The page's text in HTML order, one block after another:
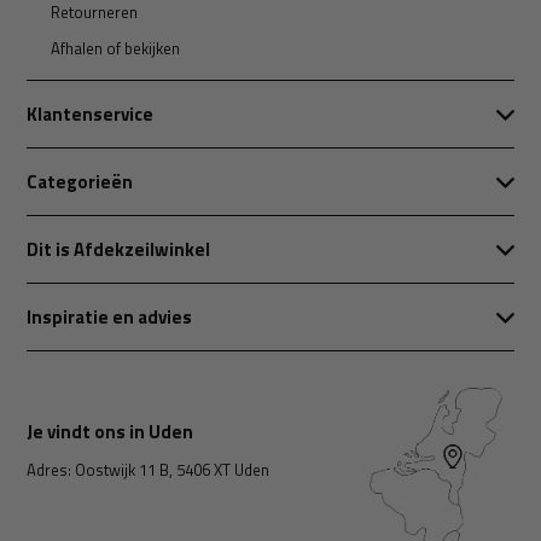
Retourneren
Afhalen of bekijken
Klantenservice
Categorieën
Dit is Afdekzeilwinkel
Inspiratie en advies
Je vindt ons in Uden
Adres: Oostwijk 11 B, 5406 XT Uden